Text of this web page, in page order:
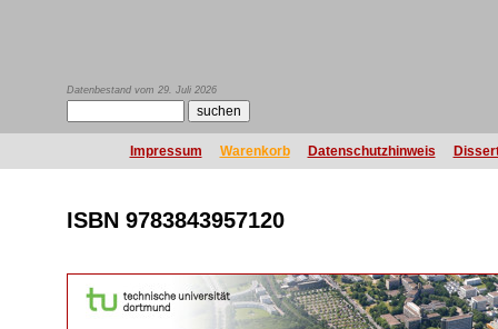
Datenbestand vom 29. Juli 2026
Impressum Warenkorb Datenschutzhinweis
ISBN 9783843957120